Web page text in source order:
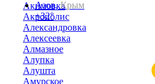
Азов,Крым
+32°
Акимовка
Акрополис
Александровка
Алексеевка
Алмазное
Алупка
Алушта
Амурское